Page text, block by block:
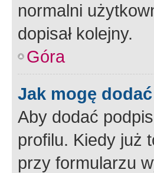
normalni
dopisał kolejny.
Góra
Jak mogę
Aby dodać
profilu. Kiedy już
przy formularzu